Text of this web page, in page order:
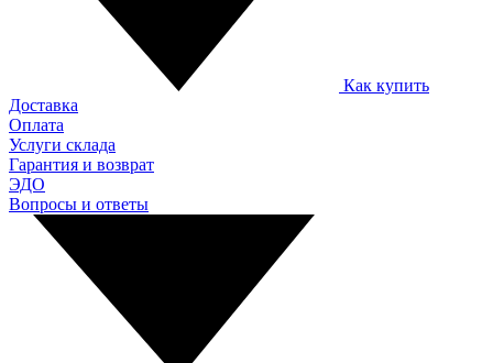
Как купить
Доставка
Оплата
Услуги склада
Гарантия и возврат
ЭДО
Вопросы и ответы